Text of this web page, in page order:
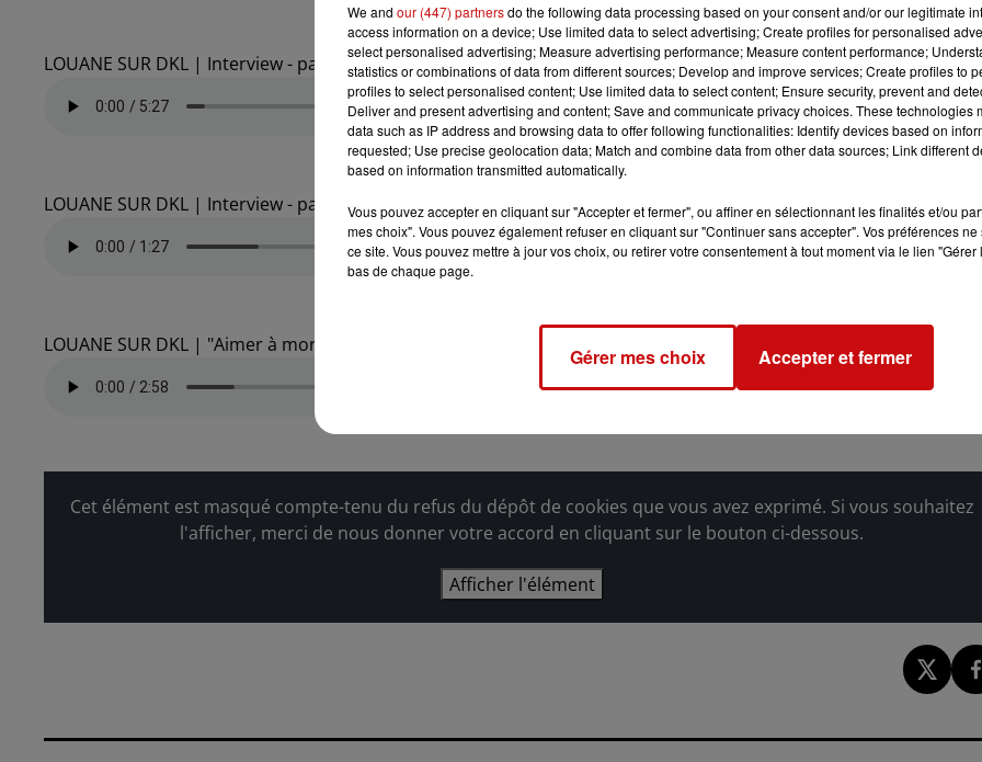
LOUANE SUR DKL | Interview - partie 04
LOUANE SUR DKL | Interview - partie 05
LOUANE SUR DKL | "Aimer à mort" en live sur DKL
Cet élément est masqué compte-tenu du refus du dépôt de cookies que vous avez exprimé. Si vous souhaitez
l'afficher, merci de nous donner votre accord en cliquant sur le bouton ci-dessous.
Afficher l'élément
We and our (447) partnersdo the following data processing based on your consent and/or our legitimate
access information on a device; Use limited data to select advertising; Create profiles for personalised
select personalised advertising; Measure advertising performance; Measure content performance;
statistics or combinations of data from different sources; Develop and improve services; Create profiles to
profiles to select personalised content; Use limited data to select content; Ensure security, prevent and
Deliver and present advertising and content; Save and communicate privacy choices. These technologies
data such as IP address and browsing data to offer following functionalities: Identify devices based on
requested; Use precise geolocation data; Match and combine data from other data sources; Link different
based on information transmitted automatically.
Vous pouvez accepter en cliquant sur "Accepter et fermer", ou affiner en sélectionnant les finalités et/ou
mes choix". Vous pouvez également refuser en cliquant sur "Continuer sans accepter". Vos préférences
ce site. Vous pouvez mettre à jour vos choix, ou retirer votre consentement à tout moment via le lien
bas de chaque page.
Gérer mes choix Accepter et fermer